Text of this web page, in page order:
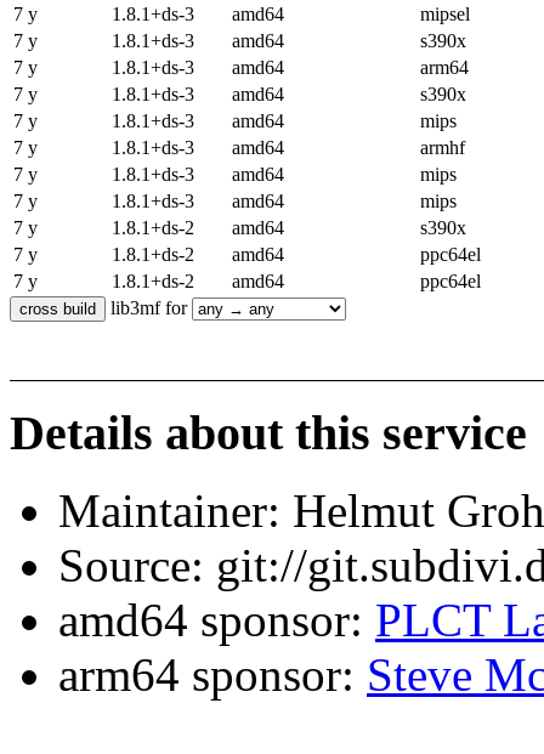
7 y
1.8.1+ds-3 amd64
mipsel
7 y
1.8.1+ds-3 amd64
s390x
7 y
1.8.1+ds-3 amd64
arm64
7 y
1.8.1+ds-3 amd64
s390x
7 y
1.8.1+ds-3 amd64
mips
7 y
1.8.1+ds-3 amd64
armhf
7 y
1.8.1+ds-3 amd64
mips
7 y
1.8.1+ds-3 amd64
mips
7 y
1.8.1+ds-2 amd64
s390x
7 y
1.8.1+ds-2 amd64
ppc64el
7 y
1.8.1+ds-2 amd64
ppc64el
lib3mf for
Details about this service
Maintainer: Helmut
Source: git://
amd64 sponsor: PLCT
arm64 sponsor: Steve